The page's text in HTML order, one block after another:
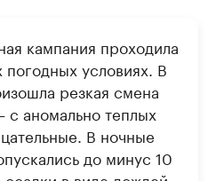
кампания проходила
условиях. В
резкая смена
аномально теплых
В ночные
до минус 10